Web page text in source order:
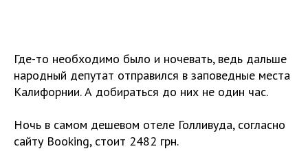
Где-то необходимо было и ночевать, ведь дальше
народный депутат отправился в заповедные места
Калифорнии. А добираться до них не один час.
Ночь в самом дешевом отеле Голливуда, согласно
сайту Booking, стоит 2482 грн.